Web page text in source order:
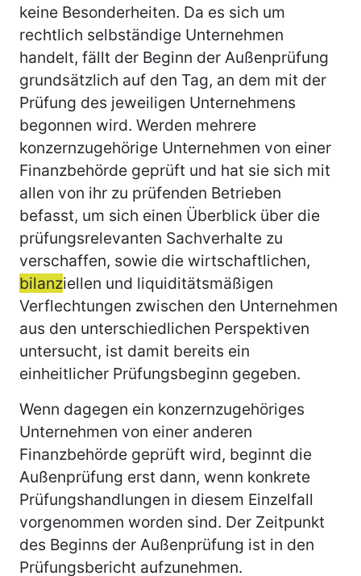
keine Besonderheiten. Da es sich um
rechtlich selbständige Unternehmen
handelt, fällt der Beginn der Außenprüfung
grundsätzlich auf den Tag, an dem mit der
Prüfung des jeweiligen Unternehmens
begonnen wird. Werden mehrere
konzernzugehörige Unternehmen von einer
Finanzbehörde geprüft und hat sie sich mit
allen von ihr zu prüfenden Betrieben
befasst, um sich einen Überblick über die
prüfungsrelevanten Sachverhalte zu
verschaffen, sowie die wirtschaftlichen,
bilanziellen und liquiditätsmäßigen
Verflechtungen zwischen den Unternehmen
aus den unterschiedlichen Perspektiven
untersucht, ist damit bereits ein
einheitlicher Prüfungsbeginn gegeben.
Wenn dagegen ein konzernzugehöriges
Unternehmen von einer anderen
Finanzbehörde geprüft wird, beginnt die
Außenprüfung erst dann, wenn konkrete
Prüfungshandlungen in diesem Einzelfall
vorgenommen worden sind. Der Zeitpunkt
des Beginns der Außenprüfung ist in den
Prüfungsbericht aufzunehmen.